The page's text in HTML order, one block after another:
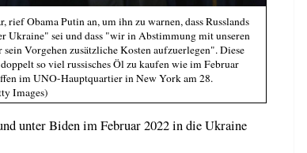
Obama Putin an, um ihn zu warnen, dass Russlands
Ukraine" sei und dass "wir in Abstimmung mit unseren
Vorgehen zusätzliche Kosten aufzuerlegen". Diese
so viel russisches Öl zu kaufen wie im Februar
im UNO-Hauptquartier in New York am 28.
Images)
unter Biden im Februar 2022 in die Ukraine